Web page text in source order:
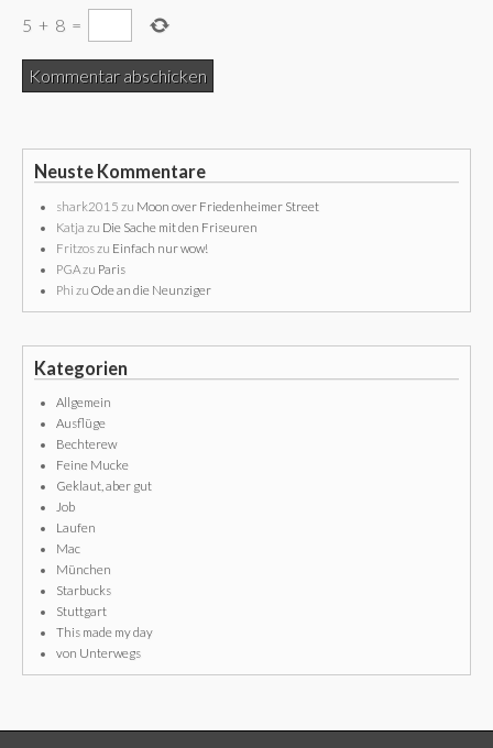
5 + 8 =
Neuste Kommentare
shark2015 zu Moon over Friedenheimer Street
Katja zu Die Sache mit den Friseuren
Fritzoszu Einfach nur wow!
PGAzu Paris
Phi zu Ode an die Neunziger
Kategorien
Allgemein
Ausflüge
Bechterew
Feine Mucke
Geklaut, aber gut
Job
Laufen
Mac
München
Starbucks
Stuttgart
This made my day
von Unterwegs